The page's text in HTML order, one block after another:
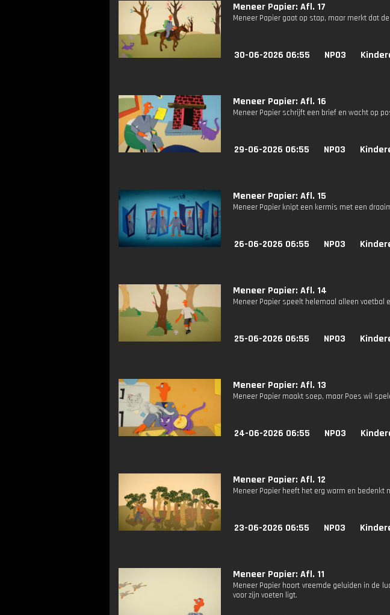
Meneer Papier: Afl. 17
Meneer Papier gaat op stap, maar merkt dat
30-06-2026 06:55 NPO3
Meneer Papier: Afl. 16
Meneer Papier schrijft een brief en wacht op
29-06-2026 06:55 NPO3
Meneer Papier: Afl. 15
Meneer Papier knipt een kermis met een
26-06-2026 06:55 NPO3
Meneer Papier: Afl. 14
Meneer Papier speelt helemaal alleen
25-06-2026 06:55 NPO3
Meneer Papier: Afl. 13
Meneer Papier maakt soep, maar Poes wil
24-06-2026 06:55 NPO3
Meneer Papier: Afl. 12
Meneer Papier heeft het erg warm en bedenkt
23-06-2026 06:55 NPO3
Meneer Papier: Afl. 11
Meneer Papier hoort vreemde geluiden in de
voor zijn voeten ligt.